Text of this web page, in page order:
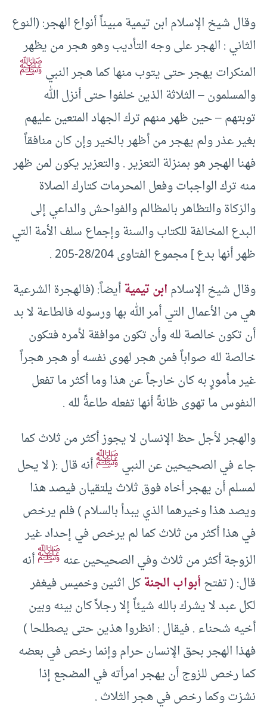
وقال شيخ الإسلام ابن تيمية مبيناً أنواع الهجر: (النوع
الثاني : الهجر على وجه التأديب وهو هجر من يظهر
المنكرات يهجر حتى يتوب منها كما هجر النبيﷺ
والمسلمون – الثلاثة الذين خلفوا حتى أنزل الله
توبتهم – حين ظهر منهم ترك الجهاد المتعين عليهم
بغير عذر ولم يهجر من أظهر بالخير وإن كان منافقاً
فهنا الهجر هو بمنزلة التعزير . والتعزير يكون لمن ظهر
منه ترك الواجبات وفعل المحرمات كتارك الصلاة
والزكاة والتظاهر بالمظالم والفواحش والداعي إلى
البدع المخالفة للكتاب والسنة وإجماع سلف الأمة التي
ظهر أنها بدع ] مجموع الفتاوى 28/204-205 .
وقال شيخ الإسلامابن تيميةأيضاً: (فالهجرة الشرعية
هي من الأعمال التي أمر الله بها ورسوله فالطاعة لا بد
أن تكون خالصة لله وأن تكون موافقة لأمره فتكون
خالصة لله صواباً فمن هجر لهوى نفسه أو هجر هجراً
غير مأمورٍ به كان خارجاً عن هذا وما أكثر ما تفعل
النفوس ما تهوى ظانةً أنها تفعله طاعةً لله .
والهجر لأجل حظ الإنسان لا يجوز أكثر من ثلاث كما
جاء في الصحيحين عن النبيﷺأنه قال :( لا يحل
لمسلم أن يهجر أخاه فوق ثلاث يلتقيان فيصد هذا
ويصد هذا وخيرهما الذي يبدأ بالسلام ) فلم يرخص
في هذا أكثر من ثلاث كما لم يرخص في إحداد غير
الزوجة أكثر من ثلاث وفي الصحيحين عنهﷺأنه
قال: ( تفتحأبواب الجنةكل اثنين وخميس فيغفر
لكل عبد لا يشرك بالله شيئاً إلا رجلاً كان بينه وبين
أخيه شحناء . فيقال : انظروا هذين حتى يصطلحا )
فهذا الهجر بحق الإنسان حرام وإنما رخص في بعضه
كما رخص للزوج أن يهجر امرأته في المضجع إذا
نشزت وكما رخص في هجر الثلاث .